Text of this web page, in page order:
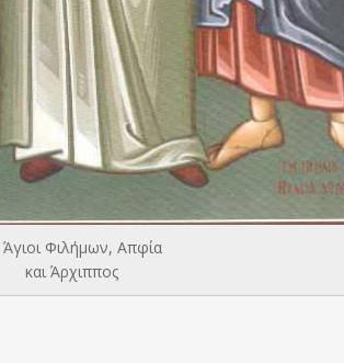
Φιλήμων, Απφία
και Άρχιππος